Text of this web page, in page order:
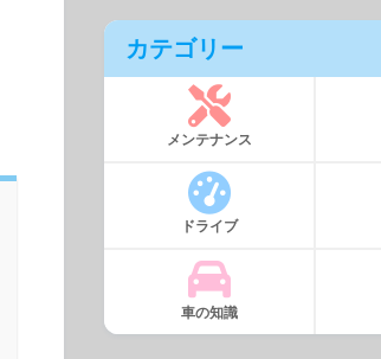
カテゴリー
メンテナンス
ドライブ
車の知識